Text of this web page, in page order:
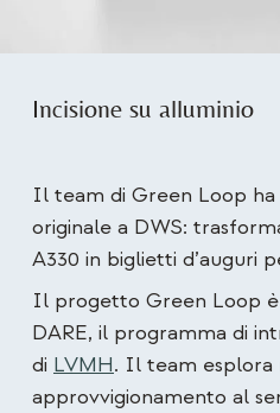
Incisione su alluminio
Il team di Green Loop ha
originale a DWS:
A330 in biglietti d’auguri
Il progetto Green Loop è
DARE, il programma di
di LVMH. Il team esplora
approvvigionamento al